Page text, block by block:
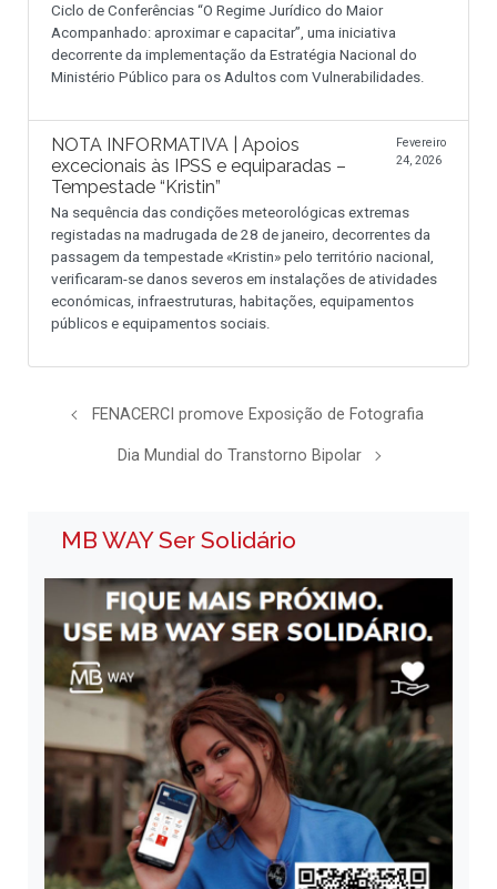
Ciclo de Conferências “O Regime Jurídico do Maior
Acompanhado: aproximar e capacitar”, uma iniciativa
decorrente da implementação da Estratégia Nacional do
Ministério Público para os Adultos com Vulnerabilidades.
NOTA INFORMATIVA | Apoios
excecionais às IPSS e equiparadas –
Tempestade “Kristin”
Fevereiro
24, 2026
Na sequência das condições meteorológicas extremas
registadas na madrugada de 28 de janeiro, decorrentes da
passagem da tempestade «Kristin» pelo território nacional,
verificaram-se danos severos em instalações de atividades
económicas, infraestruturas, habitações, equipamentos
públicos e equipamentos sociais.
FENACERCI promove Exposição de Fotografia
Dia Mundial do Transtorno Bipolar
MB WAY Ser Solidário